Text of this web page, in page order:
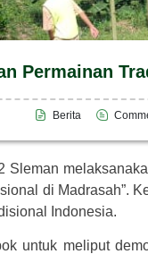
Permainan
Berita
di Madrasah”.
Indonesia.
untuk meliput